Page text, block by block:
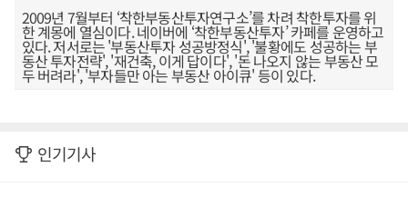
2009년 7월부터 ‘착한부동산투자연구소’를 차려 착한투자를 위
한 계몽에 열심이다. 네이버에 ‘착한부동산투자’ 카페를 운영하고
있다. 저서로는 '부동산투자 성공방정식', '불황에도 성공하는 부
동산 투자전략', '재건축, 이게 답이다', '돈 나오지 않는 부동산 모
두 버려라', '부자들만 아는 부동산 아이큐' 등이 있다.
인기기사